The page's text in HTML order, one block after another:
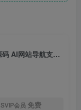
全新开源AigoTools 网址导航系统网站源码 AI网站导航支持自动采集站点信息/SEO优化/自动收录
SVIP会员 免费